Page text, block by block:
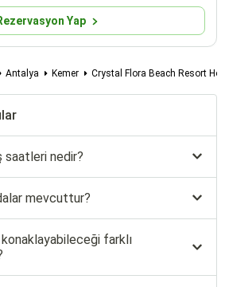
Yap
Antalya Kemer Crystal Flora Beach Resort
saatleri nedir?
mevcuttur?
farklı